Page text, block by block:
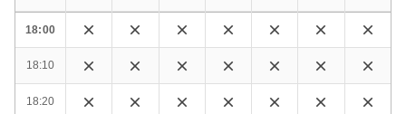
18:00
18:10
18:20